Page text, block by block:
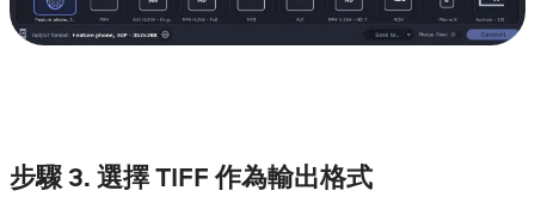
步驟 3. 選擇 TIFF 作為輸出格式